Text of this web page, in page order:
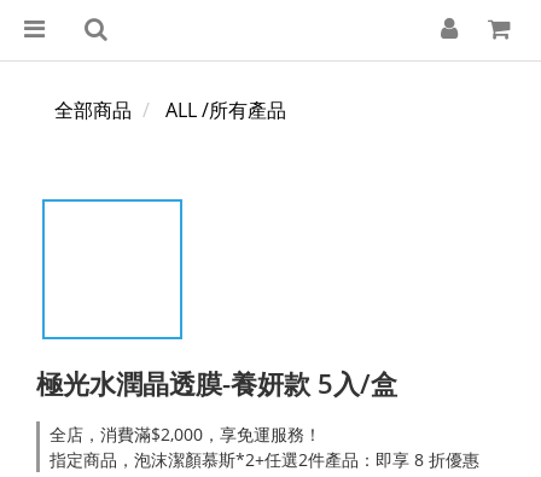
全部商品 ALL /所有產品
極光水潤晶透膜-養妍款 5入/盒
全店，消費滿$2,000，享免運服務！
指定商品，泡沫潔顏慕斯*2+任選2件產品：即享 8 折優惠